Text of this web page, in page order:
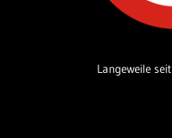
Langeweile seit